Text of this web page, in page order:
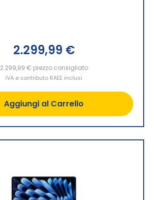
2.299,99 €
2.299,99 € prezzo consigliato
IVA e contributo RAEE inclusi
Aggiungi al Carrello